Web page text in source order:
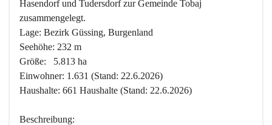
Hasendorf und Tudersdorf zur Gemeinde Tobaj
zusammengelegt.
Lage: Bezirk Güssing, Burgenland
Seehöhe: 232 m
Größe:   5.813 ha
Einwohner: 1.631 (Stand: 22.6.2026)
Haushalte: 661 Haushalte (Stand: 22.6.2026)
Beschreibung: